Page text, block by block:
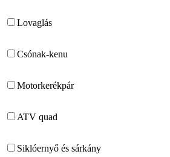
Lovaglás
Csónak-kenu
Motorkerékpár
ATV quad
Siklóernyő és sárkány